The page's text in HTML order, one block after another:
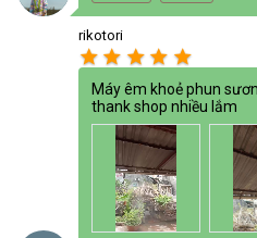
rikotori
star star star star star
Máy êm khoẻ phun
thank shop nhiều lắm